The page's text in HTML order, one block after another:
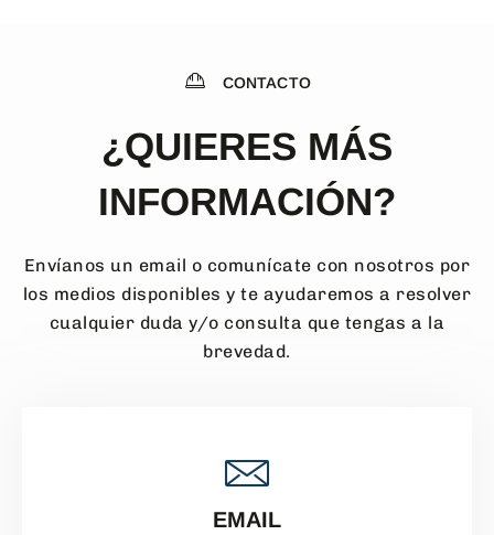
CONTACTO
¿QUIERES MÁS
INFORMACIÓN?
Envíanos un email o comunícate con nosotros por
los medios disponibles y te ayudaremos a resolver
cualquier duda y/o consulta que tengas a la
brevedad.
EMAIL